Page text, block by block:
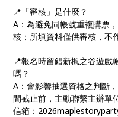
📍「審核」是什麼？
A：為避免同帳號重複購票
核；所填資料僅供審核，不
📍報名時留錯新楓之谷遊戲
嗎？
A：會影響抽選資格之判斷
間截止前，主動聯繫主辦單
信箱：